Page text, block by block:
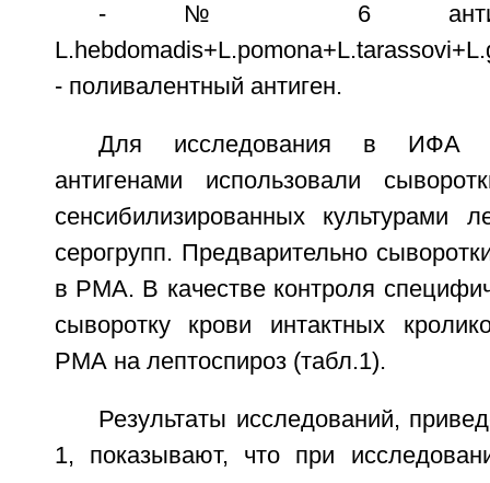
- № 6
- поливалентный антиген.
Для исследования в ИФА с
антигенами использовали
сенсибилизированных культурами
серогрупп. Предварительно
в РМА. В качестве контроля
сыворотку крови интактных
РМА на лептоспироз (табл.1).
Результаты исследований,
1, показывают, что при